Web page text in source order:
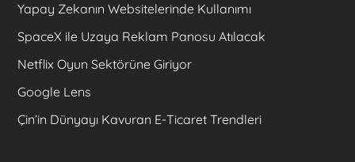
Yapay Zekanın Websitelerinde Kullanımı
SpaceX ile Uzaya Reklam Panosu Atılacak
Netflix Oyun Sektörüne Giriyor
Google Lens
Çin’in Dünyayı Kavuran E-Ticaret Trendleri